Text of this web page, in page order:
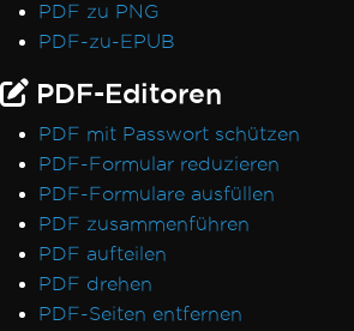
PDF zu PNG
PDF-zu-EPUB
PDF-Editoren
PDF mit Passwort schützen
PDF-Formular reduzieren
PDF-Formulare ausfüllen
PDF zusammenführen
PDF aufteilen
PDF drehen
PDF-Seiten entfernen